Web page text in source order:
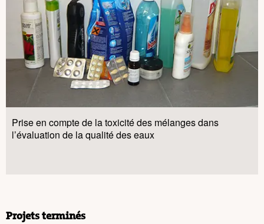
Prise en compte de la toxicité des mélanges dans
l’évaluation de la qualité des eaux
Projets terminés